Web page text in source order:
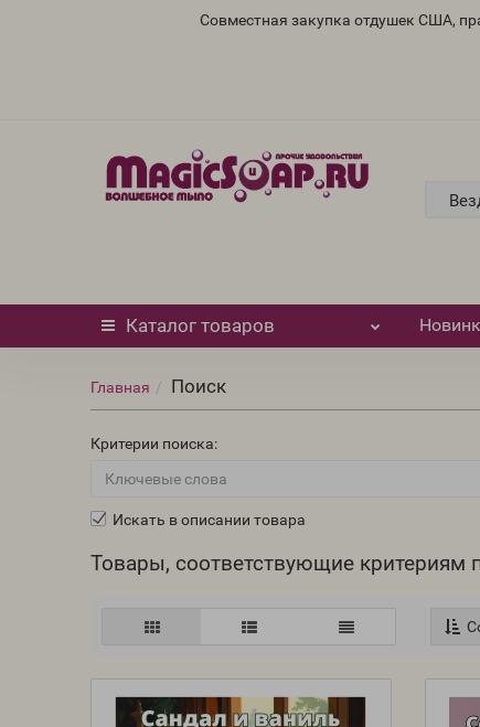
Совместная закупка отдушек США,
Каталог товаров
Главная Поиск
Критерии поиска:
Искать в описании товара
Товары, соответствующие критериям